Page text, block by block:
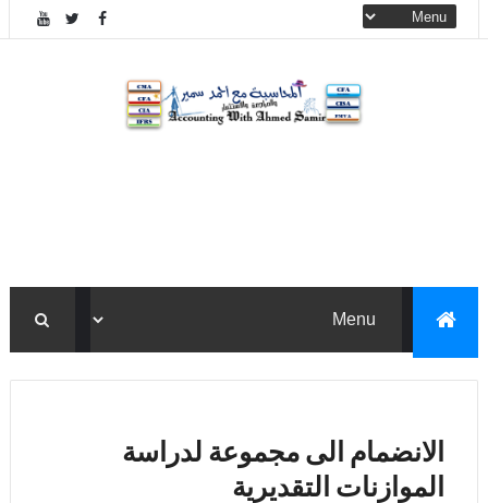
الانضمام الى مجموعة لدراسة
الموازنات التقديرية